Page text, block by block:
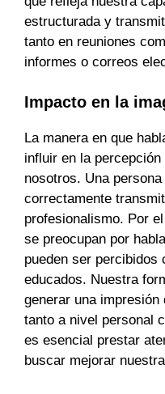
estructurada y
tanto en reuniones
informes o correos
Impacto en la
La manera en que
influir en la
nosotros. Una
correctamente
profesionalismo. Por
se preocupan por
pueden ser percibidos
educados. Nuestra
generar una impresión
tanto a nivel personal
es esencial prestar
buscar mejorar